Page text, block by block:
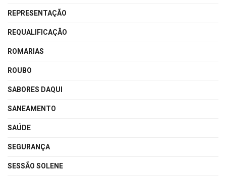
REPRESENTAÇÃO
REQUALIFICAÇÃO
ROMARIAS
ROUBO
SABORES DAQUI
SANEAMENTO
SAÚDE
SEGURANÇA
SESSÃO SOLENE